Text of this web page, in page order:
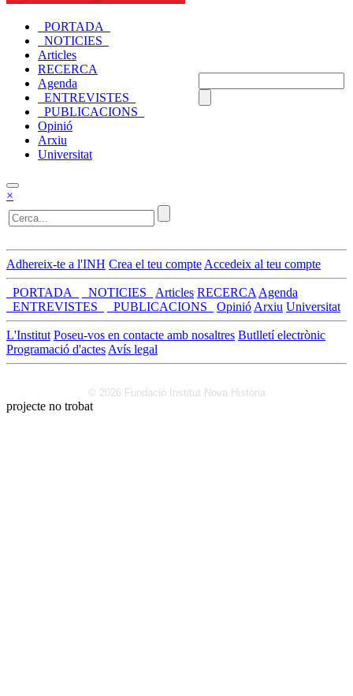
_PORTADA_
_NOTICIES_
Articles
RECERCA
Agenda
_ENTREVISTES_
_PUBLICACIONS_
Opinió
Arxiu
Universitat
×
Adhereix-te a l'INH Crea el teu compte Accedeix al teu compte
_PORTADA_ _NOTICIES_ Articles RECERCA Agenda
_ENTREVISTES_
_PUBLICACIONS_ Opinió Arxiu Universitat
L'Institut Poseu-vos en contacte amb nosaltres Butlletí electrònic
Programació d'actes Avís legal
© 2026 Fundació Institut Nova Història
projecte no trobat